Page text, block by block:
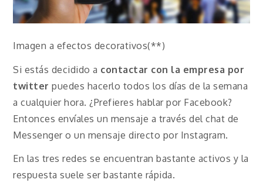
Imagen a efectos decorativos(**)
Si estás decidido a contactar con la empresa por
twitter puedes hacerlo todos los días de la semana
a cualquier hora. ¿Prefieres hablar por Facebook?
Entonces envíales un mensaje a través del chat de
Messenger o un mensaje directo por Instagram.
En las tres redes se encuentran bastante activos y la
respuesta suele ser bastante rápida.